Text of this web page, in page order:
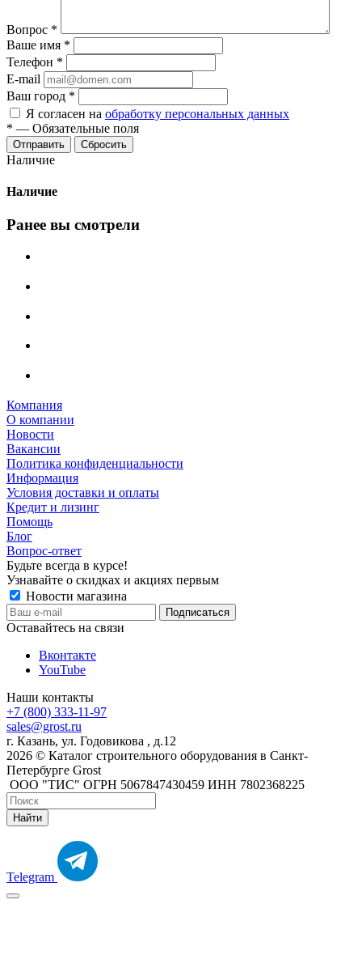
Вопрос *
Ваше имя *
Телефон *
E-mail
Ваш город *
Я согласен на обработку персональных данных
* — Обязательные поля
Сбросить
Наличие
Наличие
Ранее вы смотрели
Компания
О компании
Новости
Вакансии
Политика конфиденциальности
Информация
Условия доставки и оплаты
Кредит и лизинг
Помощь
Блог
Вопрос-ответ
Будьте всегда в курсе!
Узнавайте о скидках и акциях первым
Новости магазина
Оставайтесь на связи
Вконтакте
YouTube
Наши контакты
+7 (800) 333-11-97
sales@grost.ru
г. Казань, ул. Годовикова , д.12
2026 © Каталог строительного оборудования в Санкт-
Петербурге Grost
ООО "ТИС" ОГРН 5067847430459 ИНН 7802368225
Найти
Telegram